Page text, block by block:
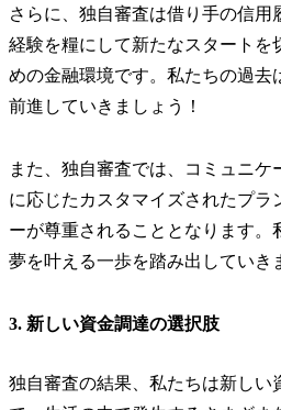
さらに、独自審査は借り手の信
経験を糧にして新たなスタートを
めの金融環境です。私たちの過去
前進していきましょう！
また、独自審査では、コミュニ
に応じたカスタマイズされたプラ
ーが尊重されることとなります。
夢を叶える一歩を踏み出していき
3. 新しい資金調達の選択肢
独自審査の結果、私たちは新しい